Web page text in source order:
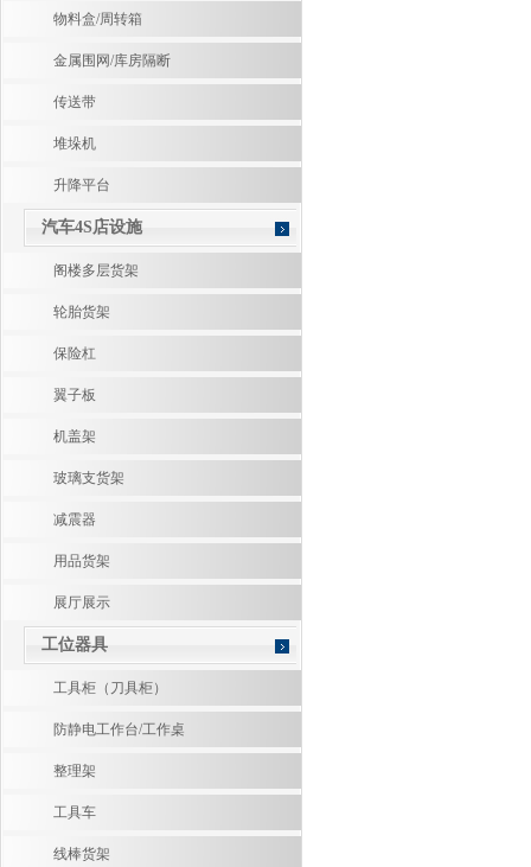
物料盒/周转箱
金属围网/库房隔断
传送带
堆垛机
升降平台
汽车4S店设施
阁楼多层货架
轮胎货架
保险杠
翼子板
机盖架
玻璃支货架
减震器
用品货架
展厅展示
工位器具
工具柜（刀具柜）
防静电工作台/工作桌
整理架
工具车
线棒货架